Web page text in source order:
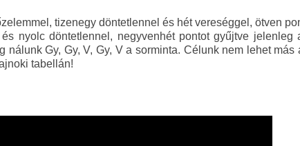
tizenegy döntetlennel és hét vereséggel, ötven
nyolc döntetlennel, negyvenhét pontot gyűjtve
Gy, Gy, V, Gy, V a sorminta. Célunk nem lehet
tabellán!